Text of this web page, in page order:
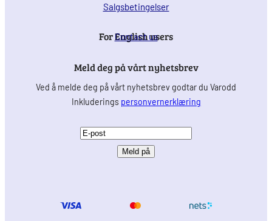
Salgsbetingelser
For English users
Contact us
Meld deg på vårt nyhetsbrev
Ved å melde deg på vårt nyhetsbrev godtar du Varodd
Inkluderings personvernerklæring
E